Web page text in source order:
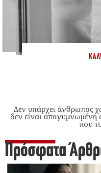
Δεν υπάρχει άνθρωπος
δεν είναι απογυμνωμένη
που
Πρόσφατα